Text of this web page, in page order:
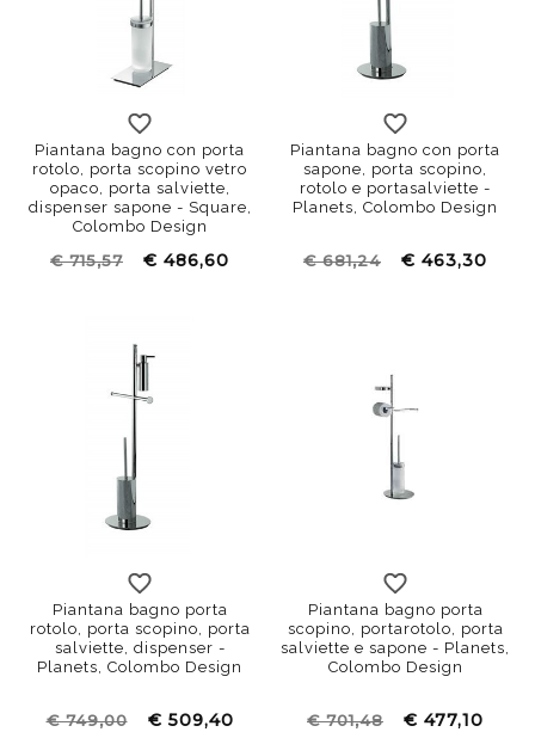
Piantana bagno con porta
rotolo, porta scopino vetro
opaco, porta salviette,
dispenser sapone - Square,
Colombo Design
€ 715,57 € 486,60
Piantana bagno con porta
sapone, porta scopino,
rotolo e portasalviette -
Planets, Colombo Design
€ 681,24 € 463,30
Piantana bagno porta
rotolo, porta scopino, porta
salviette, dispenser -
Planets, Colombo Design
€ 749,00 € 509,40
Piantana bagno porta
scopino, portarotolo, porta
salviette e sapone - Planets,
Colombo Design
€ 701,48 € 477,10